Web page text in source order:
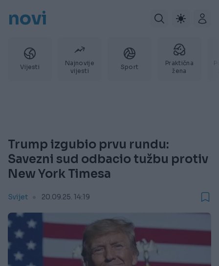
novi
Vijesti
Najnovije
vijesti
Sport
Praktična
žena
Trump izgubio prvu rundu:
Savezni sud odbacio tužbu protiv
New York Timesa
Svijet 20.09.25. 14:19